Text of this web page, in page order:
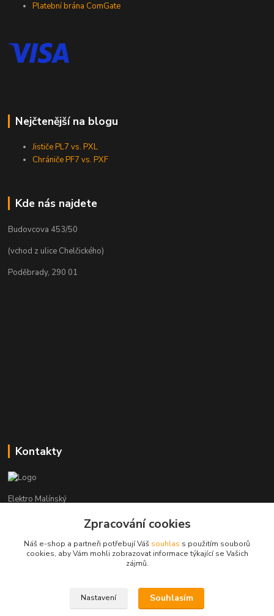
Platební brána ComGate
Nejčtenější na blogu
Jističe PL7 vs. PXL
Chrániče PF7 vs. PXF
Kde nás najdete
Budovcova 453/50
(vchod z ulice Chelčického)
Poděbrady, 290 01
Kontakty
Elektro Malínský
+420 608 255 160
(Po-Čt - 8:30-16:00, Pá - 8:30-14:00)
Zpracování cookies
Náš e-shop a partneři potřebují Váš souhlas s použitím souborů
cookies, aby Vám mohli zobrazovat informace týkající se Vašich
zájmů.
Nastavení Souhlasím